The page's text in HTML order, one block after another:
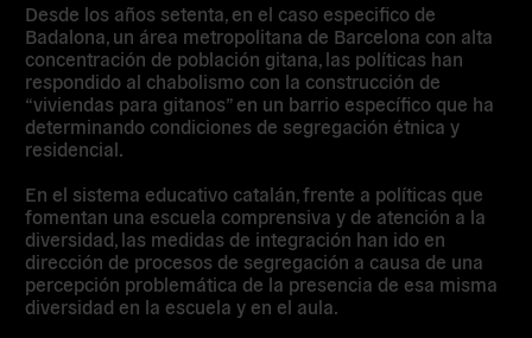
Desde los años setenta, en el caso especifico de
Badalona, un área metropolitana de Barcelona con alta
concentración de población gitana, las políticas han
respondido al chabolismo con la construcción de
“viviendas para gitanos” en un barrio específico que ha
determinando condiciones de segregación étnica y
residencial.
En el sistema educativo catalán, frente a políticas que
fomentan una escuela comprensiva y de atención a la
diversidad, las medidas de integración han ido en
dirección de procesos de segregación a causa de una
percepción problemática de la presencia de esa misma
diversidad en la escuela y en el aula.